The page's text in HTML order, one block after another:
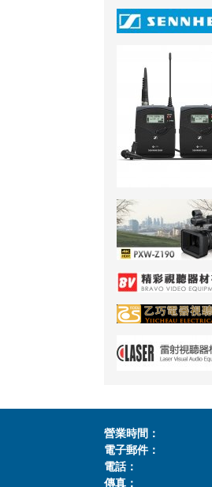
營業時間：
電子郵件：
電話：
傳真：